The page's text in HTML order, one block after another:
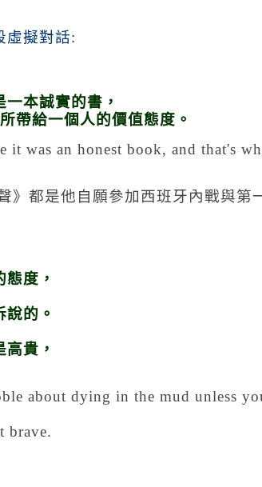
虛擬對話:
本誠實的書，
所帶給一個人的價值態度。
it was an honest book, and that's
》都是他自願參加西班牙內戰與第
度，
的。
貴，
about dying in the mud unless
brave.